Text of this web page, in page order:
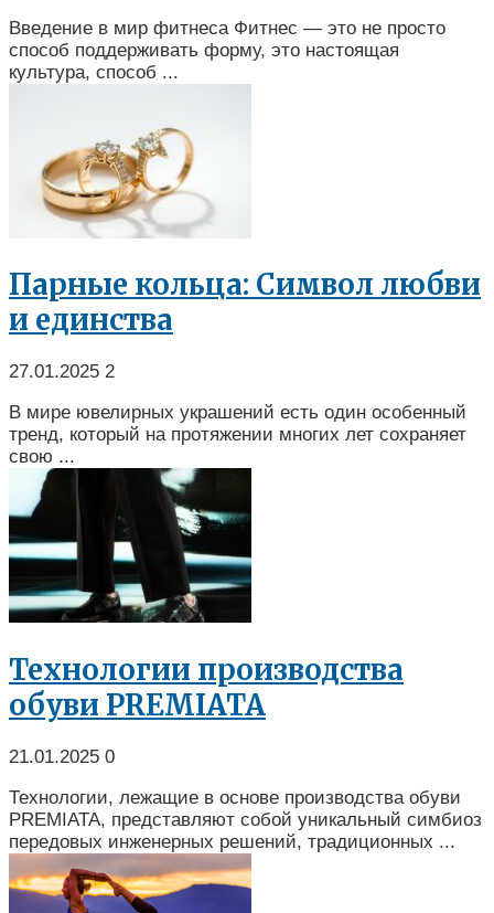
Введение в мир фитнеса Фитнес — это не просто
способ поддерживать форму, это настоящая
культура, способ ...
Парные кольца: Символ любви
и единства
27.01.2025 2
В мире ювелирных украшений есть один особенный
тренд, который на протяжении многих лет сохраняет
свою ...
Технологии производства
обуви PREMIATA
21.01.2025 0
Технологии, лежащие в основе производства обуви
PREMIATA, представляют собой уникальный симбиоз
передовых инженерных решений, традиционных ...